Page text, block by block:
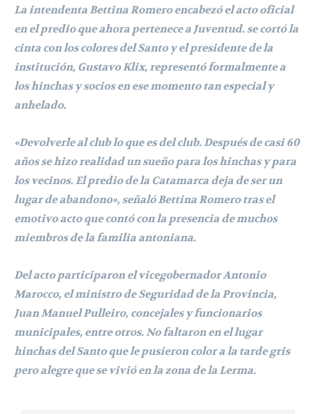
La intendenta Bettina Romero encabezó el acto oficial
en el predio que ahora pertenece a Juventud. se cortó la
cinta con los colores del Santo y el presidente de la
institución, Gustavo Klix, representó formalmente a
los hinchas y socios en ese momento tan especial y
anhelado.
«Devolverle al club lo que es del club. Después de casi 60
años se hizo realidad un sueño para los hinchas y para
los vecinos. El predio de la Catamarca deja de ser un
lugar de abandono»,señaló Bettina Romero tras el
emotivo acto que contó con la presencia de muchos
miembros de la familia antoniana.
Del acto participaron el vicegobernador Antonio
Marocco, el ministro de Seguridad de la Provincia,
Juan Manuel Pulleiro, concejales y funcionarios
municipales, entre otros. No faltaron en el lugar
hinchas del Santo que le pusieron color a la tarde gris
pero alegre que se vivió en la zona de la Lerma.